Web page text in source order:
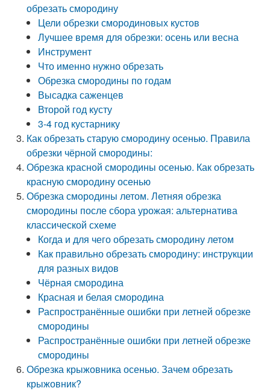
обрезать смородину
Цели обрезки смородиновых кустов
Лучшее время для обрезки: осень или весна
Инструмент
Что именно нужно обрезать
Обрезка смородины по годам
Высадка саженцев
Второй год кусту
3-4 год кустарнику
Как обрезать старую смородину осенью. Правила
обрезки чёрной смородины:
Обрезка красной смородины осенью. Как обрезать
красную смородину осенью
Обрезка смородины летом. Летняя обрезка
смородины после сбора урожая: альтернатива
классической схеме
Когда и для чего обрезать смородину летом
Как правильно обрезать смородину: инструкции
для разных видов
Чёрная смородина
Красная и белая смородина
Распространённые ошибки при летней обрезке
смородины
Распространённые ошибки при летней обрезке
смородины
Обрезка крыжовника осенью. Зачем обрезать
крыжовник?